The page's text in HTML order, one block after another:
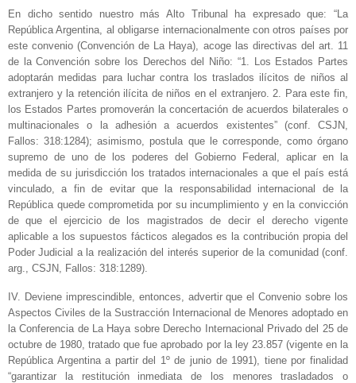
En dicho sentido nuestro más Alto Tribunal ha expresado que: “La
República Argentina, al obligarse internacionalmente con otros países por
este convenio (Convención de La Haya), acoge las directivas del art. 11
de la Convención sobre los Derechos del Niño: “1. Los Estados Partes
adoptarán medidas para luchar contra los traslados ilícitos de niños al
extranjero y la retención ilícita de niños en el extranjero. 2. Para este fin,
los Estados Partes promoverán la concertación de acuerdos bilaterales o
multinacionales o la adhesión a acuerdos existentes” (conf. CSJN,
Fallos: 318:1284); asimismo, postula que le corresponde, como órgano
supremo de uno de los poderes del Gobierno Federal, aplicar en la
medida de su jurisdicción los tratados internacionales a que el país está
vinculado, a fin de evitar que la responsabilidad internacional de la
República quede comprometida por su incumplimiento y en la convicción
de que el ejercicio de los magistrados de decir el derecho vigente
aplicable a los supuestos fácticos alegados es la contribución propia del
Poder Judicial a la realización del interés superior de la comunidad (conf.
arg., CSJN, Fallos: 318:1289).
IV. Deviene imprescindible, entonces, advertir que el Convenio sobre los
Aspectos Civiles de la Sustracción Internacional de Menores adoptado en
la Conferencia de La Haya sobre Derecho Internacional Privado del 25 de
octubre de 1980, tratado que fue aprobado por la ley 23.857 (vigente en la
República Argentina a partir del 1º de junio de 1991), tiene por finalidad
“garantizar la restitución inmediata de los menores trasladados o